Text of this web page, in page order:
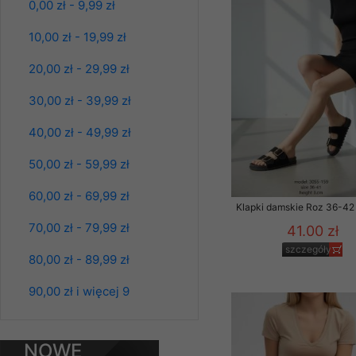
0,00 zł - 9,99 zł
10,00 zł - 19,99 zł
20,00 zł - 29,99 zł
30,00 zł - 39,99 zł
40,00 zł - 49,99 zł
50,00 zł - 59,99 zł
60,00 zł - 69,99 zł
70,00 zł - 79,99 zł
80,00 zł - 89,99 zł
90,00 zł i więcej 9
NOWE
39.00 zł
szczegóły
L-3XL. 1 kolor.
szczegóły
Klapki damskie Roz 36-42
41.00 zł
szczegóły
Klientów
ochronie danych
serwerach
pracownicy Sklepu.
Każdy Klient, który
ich weryfikacji,
Sklep nie
chyba że dzieje się
prawa organów
Nasz Sklep
jego indywidualnych
opcję przyjmowania
• sesji
• ostatnio